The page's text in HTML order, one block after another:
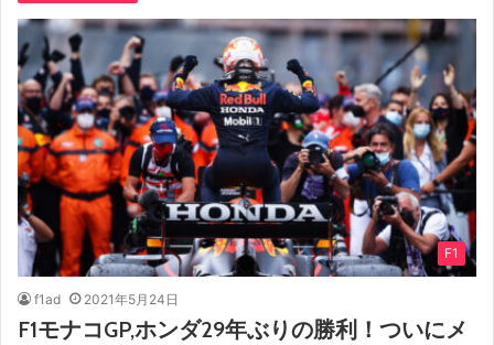
F1
f1ad 2021年5月24日
F1モナコGP,ホンダ29年ぶりの勝利！ついにメ